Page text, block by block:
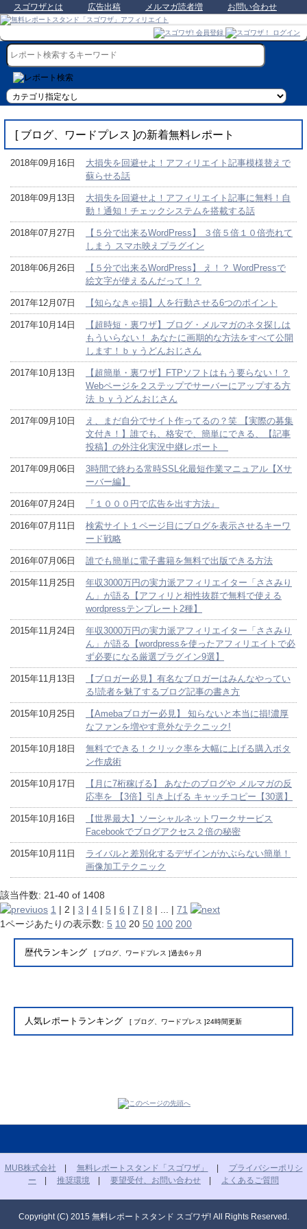
スゴワザとは 広告出稿 メルマガ読者増 お問い合わせ
[ ブログ、ワードプレス ]の新着無料レポート
2018年09月16日
大損失を回避せよ！アフィリエイト記事模様替えで
蘇らせる話
2018年09月13日
大損失を回避せよ！アフィリエイト記事に無料！自
動！通知！チェックシステムを搭載する話
2018年07月27日
【５分で出来るWordPress】 ３倍５倍１０倍売れて
しまう スマホ映えプラグイン
2018年06月26日
【５分で出来るWordPress】 え！？ WordPressで
絵文字が使えるんだって！？
2017年12月07日 【知らなきゃ損】人を行動させる6つのポイント
2017年10月14日
【超時短・裏ワザ】ブログ・メルマガのネタ探しは
もういらない！ あなたに画期的な方法をすべて公開
します！ｂｙうどんおじさん
2017年10月13日
【超簡単・裏ワザ】FTPソフトはもう要らない！？
Webページを２ステップでサーバーにアップする方
法 ｂｙうどんおじさん
2017年09月10日
え、まだ自分でサイト作ってるの？笑 【実際の募集
文付き！】誰でも、格安で、簡単にできる、【記事
投稿】の外注化実況中継レポート
2017年09月06日
3時間で終わる常時SSL化最短作業マニュアル【Xサ
ーバー編】
2016年07月24日 『１０００円で広告を出す方法』
2016年07月11日
検索サイト１ページ目にブログを表示させるキーワ
ード戦略
2016年07月06日 誰でも簡単に電子書籍を無料で出版できる方法
2015年11月25日
年収3000万円の実力派アフィリエイター「ささみり
ん」が語る【アフィリと相性抜群で無料で使える
wordpressテンプレート2種】
2015年11月24日
年収3000万円の実力派アフィリエイター「ささみり
ん」が語る【wordpressを使ったアフィリエイトで必
ず必要になる厳選プラグイン9選】
2015年11月13日
【ブロガー必見】有名なブロガーはみんなやってい
る!読者を魅了するブログ記事の書き方
2015年10月25日
【Amebaブロガー必見】 知らないと本当に損!濃厚
なファンを増やす意外なテクニック!
2015年10月18日
無料でできる！クリック率を大幅に上げる購入ボタ
ン作成術
2015年10月17日
【月に7桁稼げる】 あなたのブログや メルマガの反
応率を 【3倍】引き上げる キャッチコピー【30選】
2015年10月16日
【世界最大】ソーシャルネットワークサービス
Facebookでブログアクセス２倍の秘密
2015年10月11日
ライバルと差別化するデザインがかぶらない簡単！
画像加工テクニック
該当件数: 21-40 of 1408
1 | 2 | 3 | 4 | 5 | 6 | 7 | 8 | ... | 71
1ページあたりの表示数: 5 10 20 50 100 200
歴代ランキング [ ブログ、ワードプレス ]過去6ヶ月
人気レポートランキング [ ブログ、ワードプレス ]24時間更新
MUB株式会社 無料レポートスタンド「スゴワザ」
プライバシーポリシ
ー
推奨環境 要望受付、お問い合わせ よくあるご質問
Copyright (C) 2015 無料レポートスタンド スゴワザ! All Rights Reserved.